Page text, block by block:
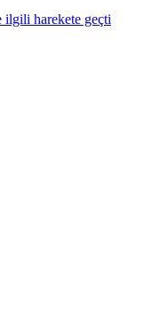
ilgili harekete geçti